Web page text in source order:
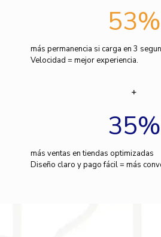
53%
más permanencia si carga en 3
Velocidad = mejor experiencia.
35%
más ventas en tiendas optimizadas
Diseño claro y pago fácil = más